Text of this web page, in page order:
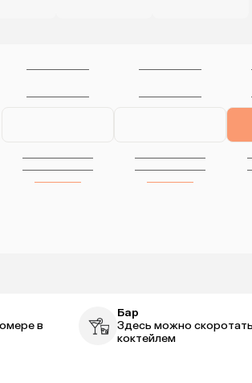
в
Бар
Здесь можно
коктейлем